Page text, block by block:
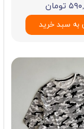
تومان
به سبد خرید